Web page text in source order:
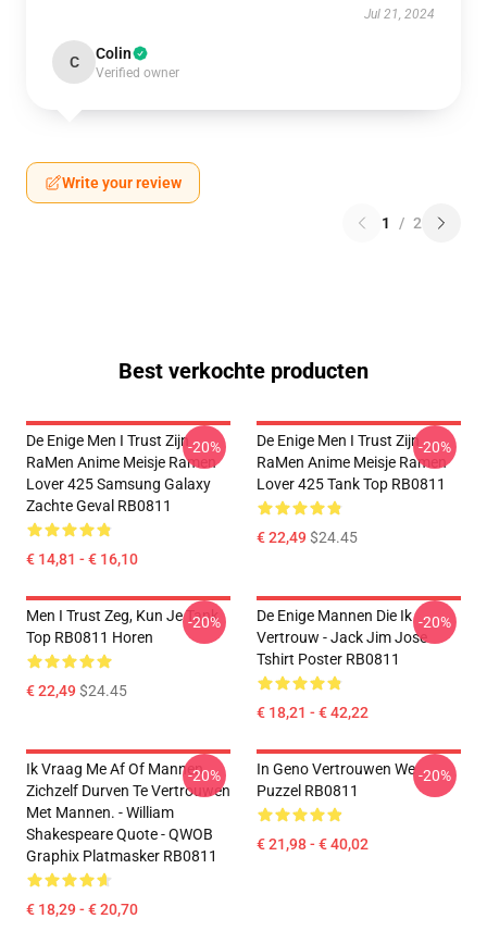
Jul 21, 2024
C Colin
Verified owner
Write your review
1 / 2
Best verkochte producten
De Enige Men I Trust Zijn
RaMen Anime Meisje Ramen
Lover 425 Samsung Galaxy
Zachte Geval RB0811
€ 14,81 - € 16,10
-20%
De Enige Men I Trust Zijn
RaMen Anime Meisje Ramen
Lover 425 Tank Top RB0811
€ 22,49$24.45
-20%
Men I Trust Zeg, Kun Je Tank
Top RB0811 Horen
€ 22,49$24.45
-20%
De Enige Mannen Die Ik
Vertrouw - Jack Jim Jose
Tshirt Poster RB0811
€ 18,21 - € 42,22
-20%
Ik Vraag Me Af Of Mannen
Zichzelf Durven Te Vertrouwen
Met Mannen. - William
Shakespeare Quote - QWOB
Graphix Platmasker RB0811
€ 18,29 - € 20,70
-20%
In Geno Vertrouwen We
Puzzel RB0811
€ 21,98 - € 40,02
-20%